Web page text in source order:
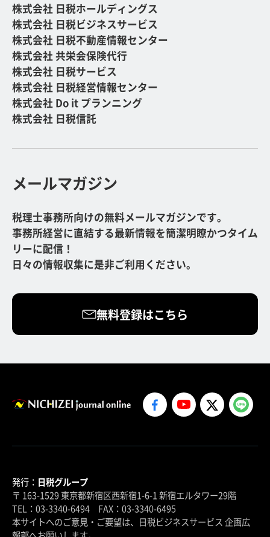
株式会社 日税ホールディングス
株式会社 日税ビジネスサービス
株式会社 日税不動産情報センター
株式会社 共栄会保険代行
株式会社 日税サービス
株式会社 日税経営情報センター
株式会社 Do it プランニング
株式会社 日税信託
メールマガジン
税理士事務所向けの無料メールマガジンです。
事務所経営に直結する最新情報を簡潔明瞭かつタイム
リーに配信！
日々の情報収集に是非ご利用ください。
無料登録はこちら
発行： 日税グループ
〒 163-1529 東京都新宿区西新宿1-6-1 新宿エルタワー29階
TEL：03-3340-6494 FAX：03-3340-6495
本サイトへのご意見・ご要望は、日税ビジネスサービス 企画広